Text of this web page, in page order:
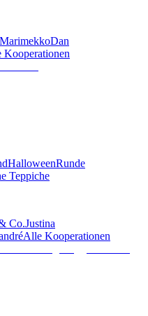
MarimekkoDan
Kooperationen
HalloweenRunde
Teppiche
Co.Justina
Alle Kooperationen